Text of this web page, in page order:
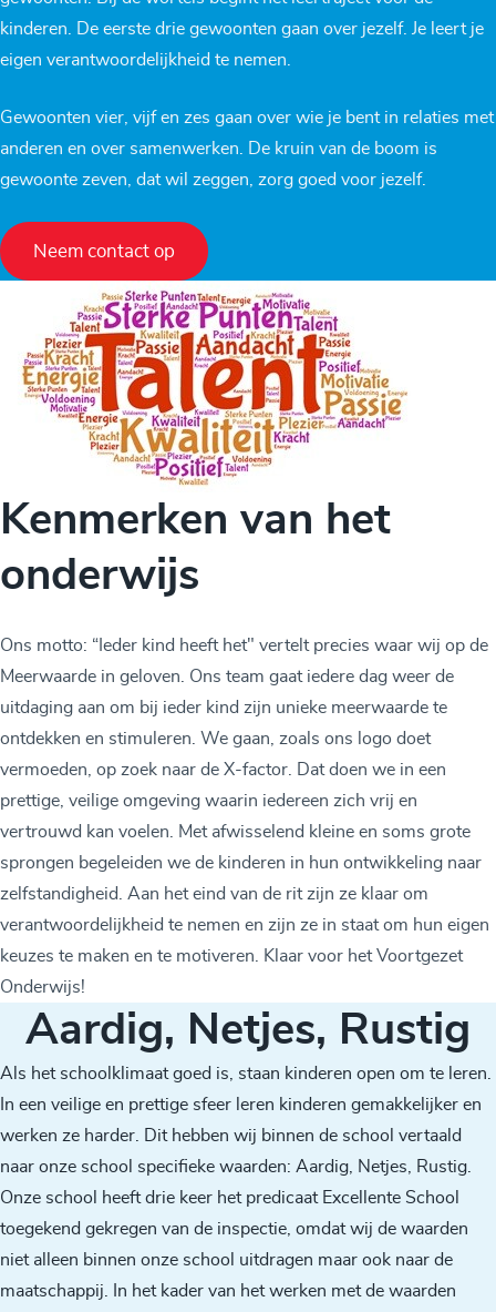
kinderen. De eerste drie gewoonten gaan over jezelf. Je leert je
eigen verantwoordelijkheid te nemen.
Gewoonten vier, vijf en zes gaan over wie je bent in relaties met
anderen en over samenwerken. De kruin van de boom is
gewoonte zeven, dat wil zeggen, zorg goed voor jezelf.
Neem contact op
Kenmerken van het
onderwijs
Ons motto: “Ieder kind heeft het" vertelt precies waar wij op de
Meerwaarde in geloven. Ons team gaat iedere dag weer de
uitdaging aan om bij ieder kind zijn unieke meerwaarde te
ontdekken en stimuleren. We gaan, zoals ons logo doet
vermoeden, op zoek naar de X-factor. Dat doen we in een
prettige, veilige omgeving waarin iedereen zich vrij en
vertrouwd kan voelen. Met afwisselend kleine en soms grote
sprongen begeleiden we de kinderen in hun ontwikkeling naar
zelfstandigheid. Aan het eind van de rit zijn ze klaar om
verantwoordelijkheid te nemen en zijn ze in staat om hun eigen
keuzes te maken en te motiveren. Klaar voor het Voortgezet
Onderwijs!
Aardig, Netjes, Rustig
Als het schoolklimaat goed is, staan kinderen open om te leren.
In een veilige en prettige sfeer leren kinderen gemakkelijker en
werken ze harder. Dit hebben wij binnen de school vertaald
naar onze school specifieke waarden: Aardig, Netjes, Rustig.
Onze school heeft drie keer het predicaat Excellente School
toegekend gekregen van de inspectie, omdat wij de waarden
niet alleen binnen onze school uitdragen maar ook naar de
maatschappij. In het kader van het werken met de waarden